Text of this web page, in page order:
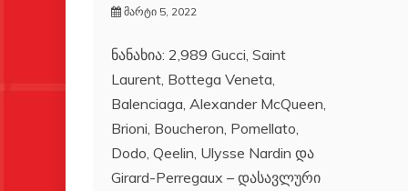
მარტი 5, 2022
ნანახია: 2,989 Gucci, Saint
Laurent, Bottega Veneta,
Balenciaga, Alexander McQueen,
Brioni, Boucheron, Pomellato,
Dodo, Qeelin, Ulysse Nardin და
Girard-Perregaux – დასავლური